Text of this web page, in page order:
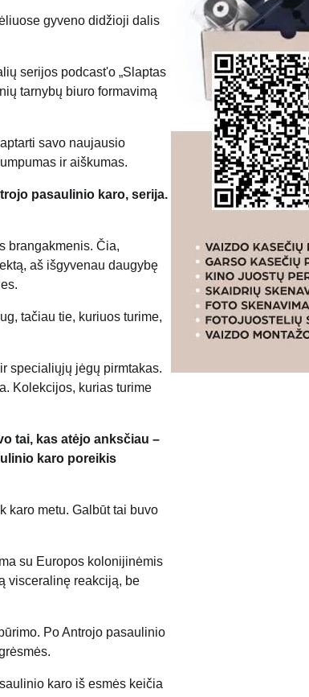
gyveno didžioji dalis
serijos podcast'o „Slaptas
tarnybų biuro formavimą
savo naujausio
ir aiškumas.
pasaulinio karo, serija.
brangakmenis. Čia,
aš išgyvenau daugybę
tačiau tie, kuriuos turime,
specialiųjų jėgų pirmtakas.
Kolekcijos, kurias turime
tai, kas atėjo anksčiau –
karo poreikis
karo metu. Galbūt tai buvo
su Europos kolonijinėmis
visceralinę reakciją, be
Po Antrojo pasaulinio
karo iš esmės keičia